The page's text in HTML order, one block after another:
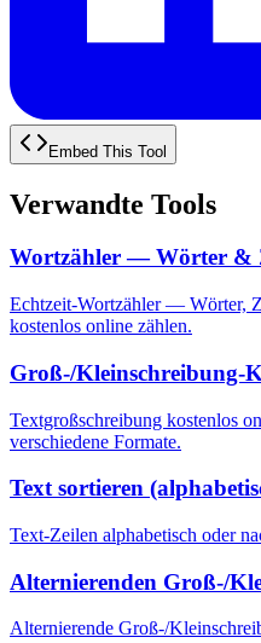
Embed This Tool
Verwandte Tools
Wortzähler — Wörter &
Echtzeit-Wortzähler — Wörter,
kostenlos online zählen.
Groß-/Kleinschreibung-
Textgroßschreibung kostenlos
verschiedene Formate.
Text sortieren
Text-Zeilen alphabetisch oder
Alternierenden Groß-/
Alternierende Groß-/